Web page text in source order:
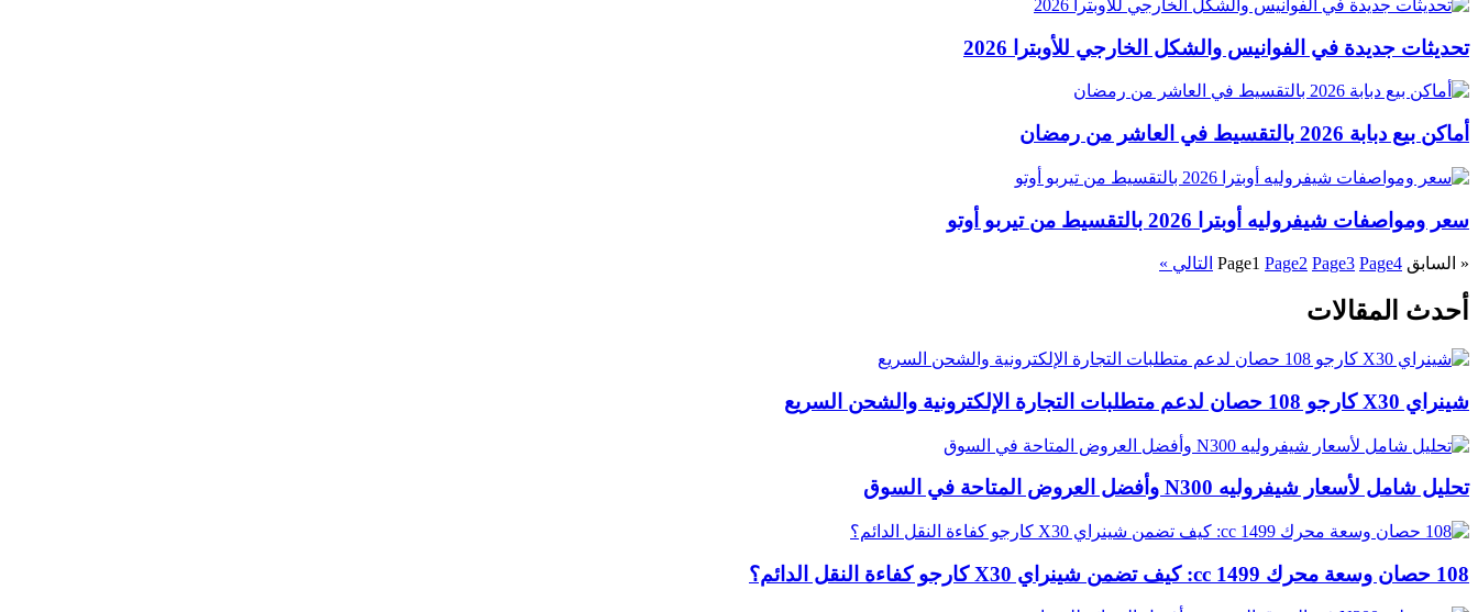
تحديثات جديدة في الفوانيس والشكل الخارجي للأوبترا 2026
أماكن بيع دبابة 2026 بالتقسيط في العاشر من رمضان
سعر ومواصفات شيفروليه أوبترا 2026 بالتقسيط من تيربو أوتو
« السابق Page1 Page2 Page3 Page4 التالي »
أحدث المقالات
شينراي X30 كارجو 108 حصان لدعم متطلبات التجارة الإلكترونية والشحن السريع
تحليل شامل لأسعار شيفروليه N300 وأفضل العروض المتاحة في السوق
108 حصان وسعة محرك 1499 cc: كيف تضمن شينراي X30 كارجو كفاءة النقل الدائم؟